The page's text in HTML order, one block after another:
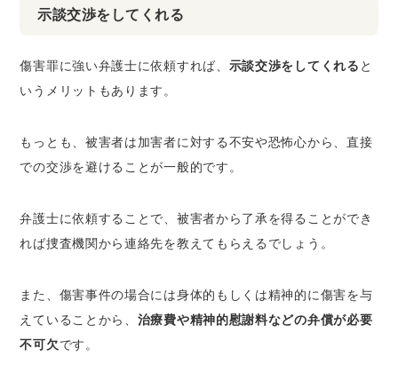
示談交渉をしてくれる
傷害罪に強い弁護士に依頼すれば、 示談交渉をしてくれる と
いうメリットもあります。
もっとも、被害者は加害者に対する不安や恐怖心から、直接
での交渉を避けることが一般的です。
弁護士に依頼することで、被害者から了承を得ることができ
れば捜査機関から連絡先を教えてもらえるでしょう。
また、傷害事件の場合には身体的もしくは精神的に傷害を与
えていることから、 治療費や精神的慰謝料などの弁償が必要
不可欠です。